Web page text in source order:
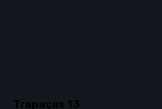
Trapaças 13